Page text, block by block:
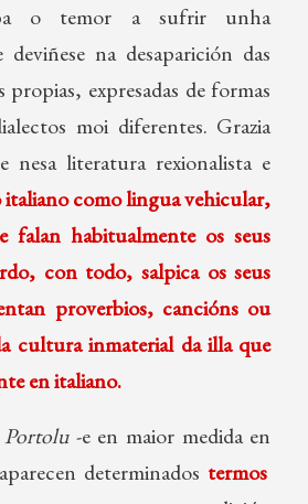
o temor a sufrir unha
na desaparición das
propias, expresadas de formas
moi diferentes. Grazia
nesa literatura rexionalista e
italiano como lingua vehicular,
falan habitualmente os seus
con todo, salpica os seus
proverbios, cancións ou
cultura inmaterial da illa que
en italiano.
Portolu-e en maior medida en
determinados termos